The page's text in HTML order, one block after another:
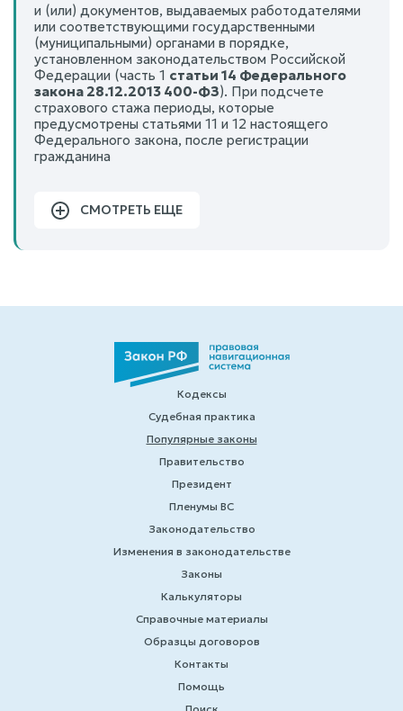
и (или) документов, выдаваемых работодателями
или соответствующими государственными
(муниципальными) органами в порядке,
установленном законодательством Российской
Федерации (часть 1 статьи 14 Федерального
закона 28.12.2013 400-ФЗ). При подсчете
страхового стажа периоды, которые
предусмотрены статьями 11 и 12 настоящего
Федерального закона, после регистрации
гражданина
СМОТРЕТЬ ЕЩЕ
Кодексы
Судебная практика
Популярные законы
Правительство
Президент
Пленумы ВС
Законодательство
Изменения в законодательстве
Законы
Калькуляторы
Справочные материалы
Образцы договоров
Контакты
Помощь